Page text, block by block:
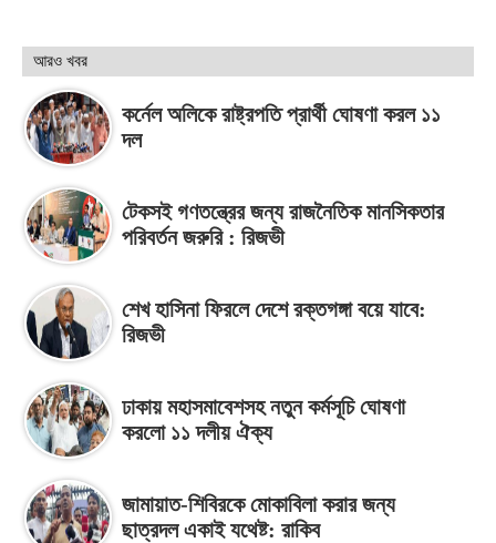
আরও খবর
কর্নেল অলিকে রাষ্ট্রপতি প্রার্থী ঘোষণা করল ১১
দল
টেকসই গণতন্ত্রের জন্য রাজনৈতিক মানসিকতার
পরিবর্তন জরুরি : রিজভী
শেখ হাসিনা ফিরলে দেশে রক্তগঙ্গা বয়ে যাবে:
রিজভী
ঢাকায় মহাসমাবেশসহ নতুন কর্মসূচি ঘোষণা
করলো ১১ দলীয় ঐক্য
জামায়াত-শিবিরকে মোকাবিলা করার জন্য
ছাত্রদল একাই যথেষ্ট: রাকিব